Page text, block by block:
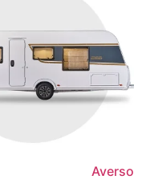
Averso